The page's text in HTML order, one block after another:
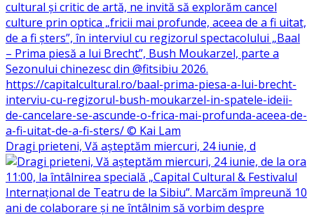
Dragi prieteni, Vă așteptăm miercuri, 24 iunie, d